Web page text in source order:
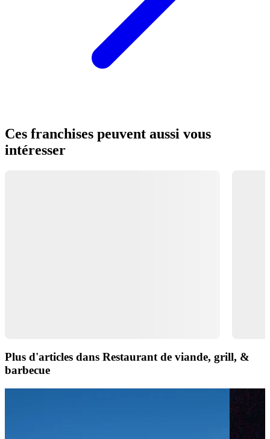
Ces franchises peuvent aussi vous
intéresser
Plus d'articles dans Restaurant de viande, grill, &
barbecue